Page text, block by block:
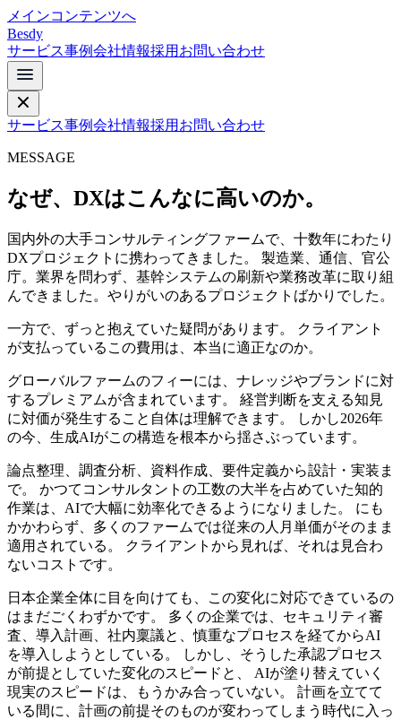
メインコンテンツへ
Besdy
サービス事例会社情報採用 お問い合わせ
サービス事例会社情報採用 お問い合わせ
MESSAGE
なぜ、DXはこんなに高いのか。
国内外の大手コンサルティングファームで、十数年にわたり
DXプロジェクトに携わってきました。 製造業、通信、官公
庁。業界を問わず、基幹システムの刷新や業務改革に取り組
んできました。やりがいのあるプロジェクトばかりでした。
一方で、ずっと抱えていた疑問があります。 クライアント
が支払っているこの費用は、本当に適正なのか。
グローバルファームのフィーには、ナレッジやブランドに対
するプレミアムが含まれています。 経営判断を支える知見
に対価が発生すること自体は理解できます。 しかし2026年
の今、生成AIがこの構造を根本から揺さぶっています。
論点整理、調査分析、資料作成、要件定義から設計・実装ま
で。 かつてコンサルタントの工数の大半を占めていた知的
作業は、AIで大幅に効率化できるようになりました。 にも
かかわらず、多くのファームでは従来の人月単価がそのまま
適用されている。 クライアントから見れば、それは見合わ
ないコストです。
日本企業全体に目を向けても、この変化に対応できているの
はまだごくわずかです。 多くの企業では、セキュリティ審
査、導入計画、社内稟議と、慎重なプロセスを経てからAI
を導入しようとしている。 しかし、そうした承認プロセス
が前提としていた変化のスピードと、 AIが塗り替えていく
現実のスピードは、もうかみ合っていない。 計画を立てて
いる間に、計画の前提そのものが変わってしまう時代に入っ